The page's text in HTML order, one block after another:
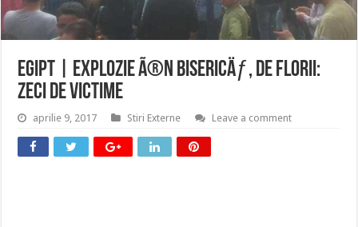
Egipt | Explozie Ã®n bisericÄƒ, de Florii:
zeci de victime
aprilie 9, 2017 Stiri Externe Leave a comment